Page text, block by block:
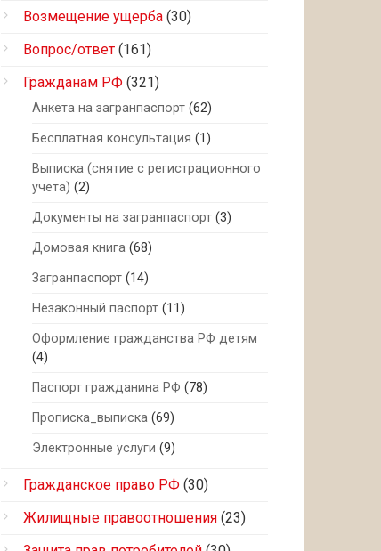
Возмещение ущерба (30)
Вопрос/ответ (161)
Гражданам РФ (321)
Анкета на загранпаспорт (62)
Бесплатная консультация (1)
Выписка (снятие с регистрационного
учета) (2)
Документы на загранпаспорт (3)
Домовая книга (68)
Загранпаспорт (14)
Незаконный паспорт (11)
Оформление гражданства РФ детям
(4)
Паспорт гражданина РФ (78)
Прописка_выписка (69)
Электронные услуги (9)
Гражданское право РФ (30)
Жилищные правоотношения (23)